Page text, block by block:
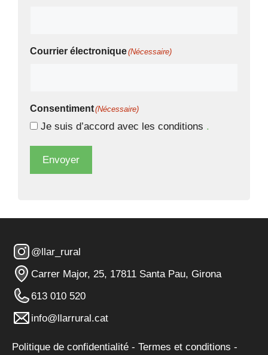
Courrier électronique(Nécessaire)
Consentiment(Nécessaire)
Je suis d’accord avec les conditions .
Envoyer
@llar_rural
Carrer Major, 25, 17811 Santa Pau, Girona
613 010 520
info@llarrural.cat
Politique de confidentialité - Termes et conditions -